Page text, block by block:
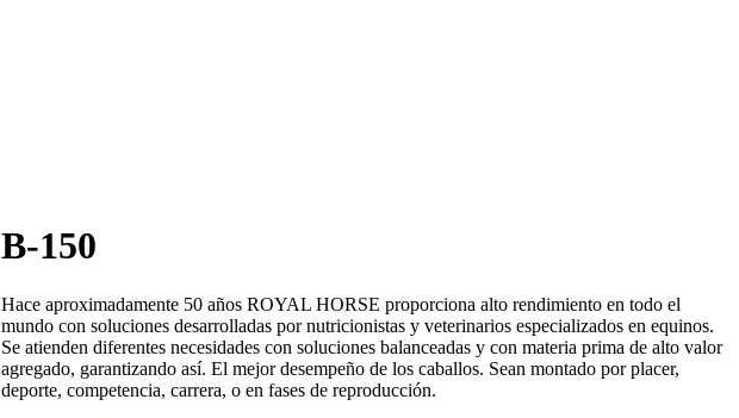
B-150
Hace aproximadamente 50 años ROYAL HORSE proporciona alto rendimiento en todo el
mundo con soluciones desarrolladas por nutricionistas y veterinarios especializados en equinos.
Se atienden diferentes necesidades con soluciones balanceadas y con materia prima de alto valor
agregado, garantizando así. El mejor desempeño de los caballos. Sean montado por placer,
deporte, competencia, carrera, o en fases de reproducción.